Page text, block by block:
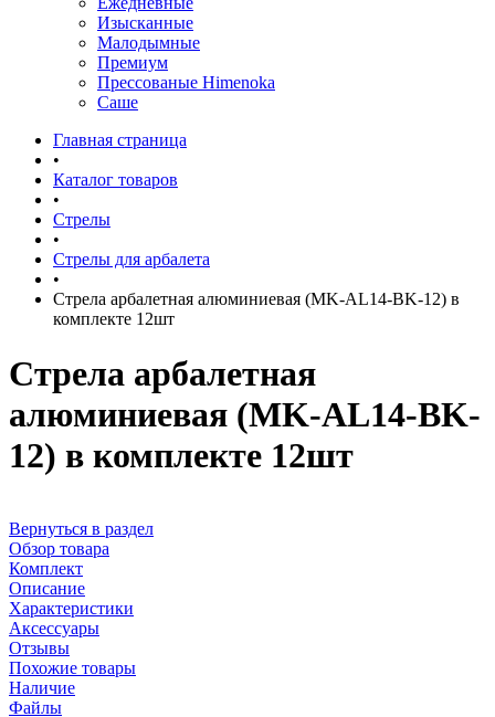
Изысканные
Малодымные
Премиум
Прессованые Himenoka
Саше
Главная страница
•
Каталог товаров
•
Стрелы
•
Стрелы для арбалета
•
Стрела арбалетная алюминиевая (MK-AL14-BK-12) в
комплекте 12шт
Стрела арбалетная
алюминиевая (MK-AL14-BK-
12) в комплекте 12шт
Вернуться в раздел
Обзор товара
Комплект
Описание
Характеристики
Аксессуары
Отзывы
Похожие товары
Наличие
Файлы